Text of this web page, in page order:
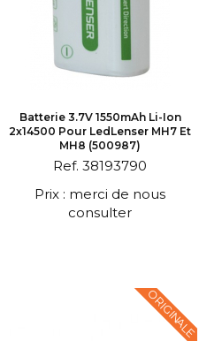
Batterie 3.7V 1550mAh Li-Ion
2x14500 Pour LedLenser MH7 Et
MH8 (500987)
Ref. 38193790
Prix : merci de nous
consulter
ORIGINALE